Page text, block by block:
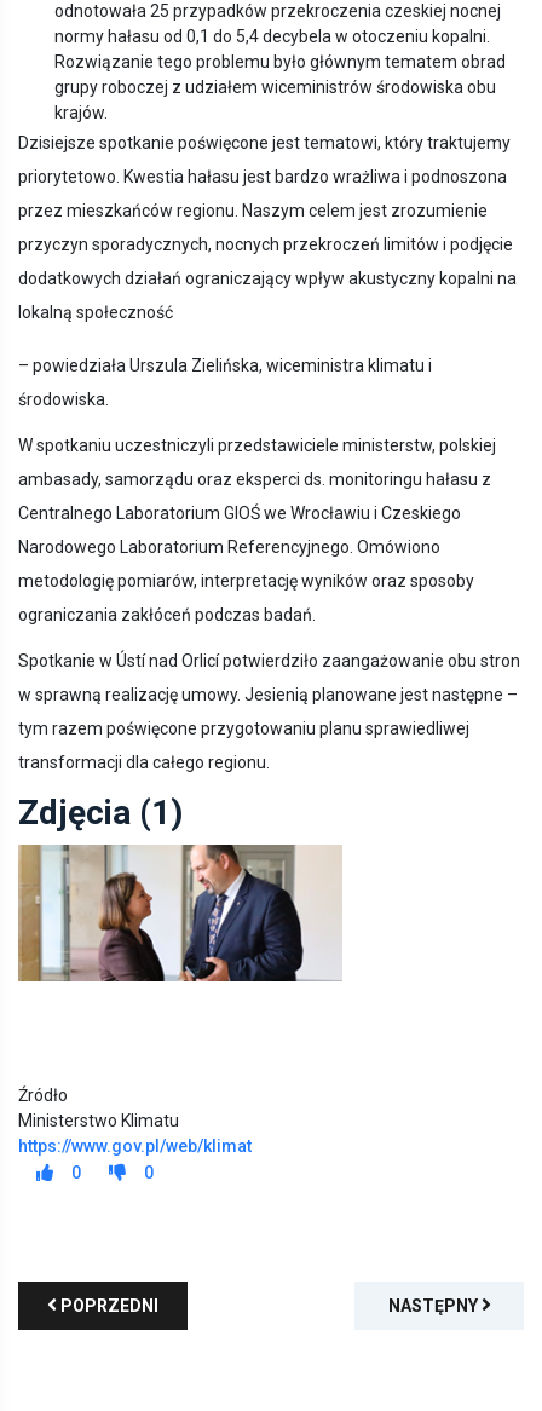
odnotowała 25 przypadków przekroczenia czeskiej nocnej
normy hałasu od 0,1 do 5,4 decybela w otoczeniu kopalni.
Rozwiązanie tego problemu było głównym tematem obrad
grupy roboczej z udziałem wiceministrów środowiska obu
krajów.
Dzisiejsze spotkanie poświęcone jest tematowi, który traktujemy
priorytetowo. Kwestia hałasu jest bardzo wrażliwa i podnoszona
przez mieszkańców regionu. Naszym celem jest zrozumienie
przyczyn sporadycznych, nocnych przekroczeń limitów i podjęcie
dodatkowych działań ograniczający wpływ akustyczny kopalni na
lokalną społeczność
– powiedziała Urszula Zielińska, wiceministra klimatu i
środowiska.
W spotkaniu uczestniczyli przedstawiciele ministerstw, polskiej
ambasady, samorządu oraz eksperci ds. monitoringu hałasu z
Centralnego Laboratorium GIOŚ we Wrocławiu i Czeskiego
Narodowego Laboratorium Referencyjnego. Omówiono
metodologię pomiarów, interpretację wyników oraz sposoby
ograniczania zakłóceń podczas badań.
Spotkanie w Ústí nad Orlicí potwierdziło zaangażowanie obu stron
w sprawną realizację umowy. Jesienią planowane jest następne –
tym razem poświęcone przygotowaniu planu sprawiedliwej
transformacji dla całego regionu.
Zdjęcia (1)
Pokaż zdjęcie 1 z galerii.
Źródło
Ministerstwo Klimatu
https://www.gov.pl/web/klimat
0
0
POPRZEDNI NASTĘPNY